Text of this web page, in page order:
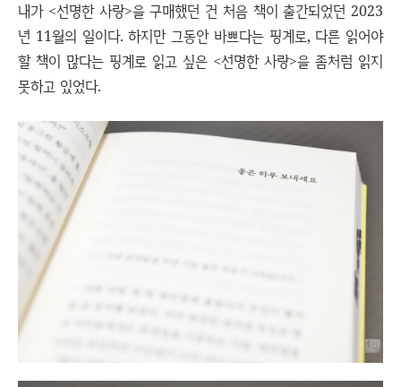
내가 <선명한 사랑>을 구매했던 건 처음 책이 출간되었던 2023
년 11월의 일이다. 하지만 그동안 바쁘다는 핑계로, 다른 읽어야
할 책이 많다는 핑계로 읽고 싶은 <선명한 사랑>을 좀처럼 읽지
못하고 있었다.